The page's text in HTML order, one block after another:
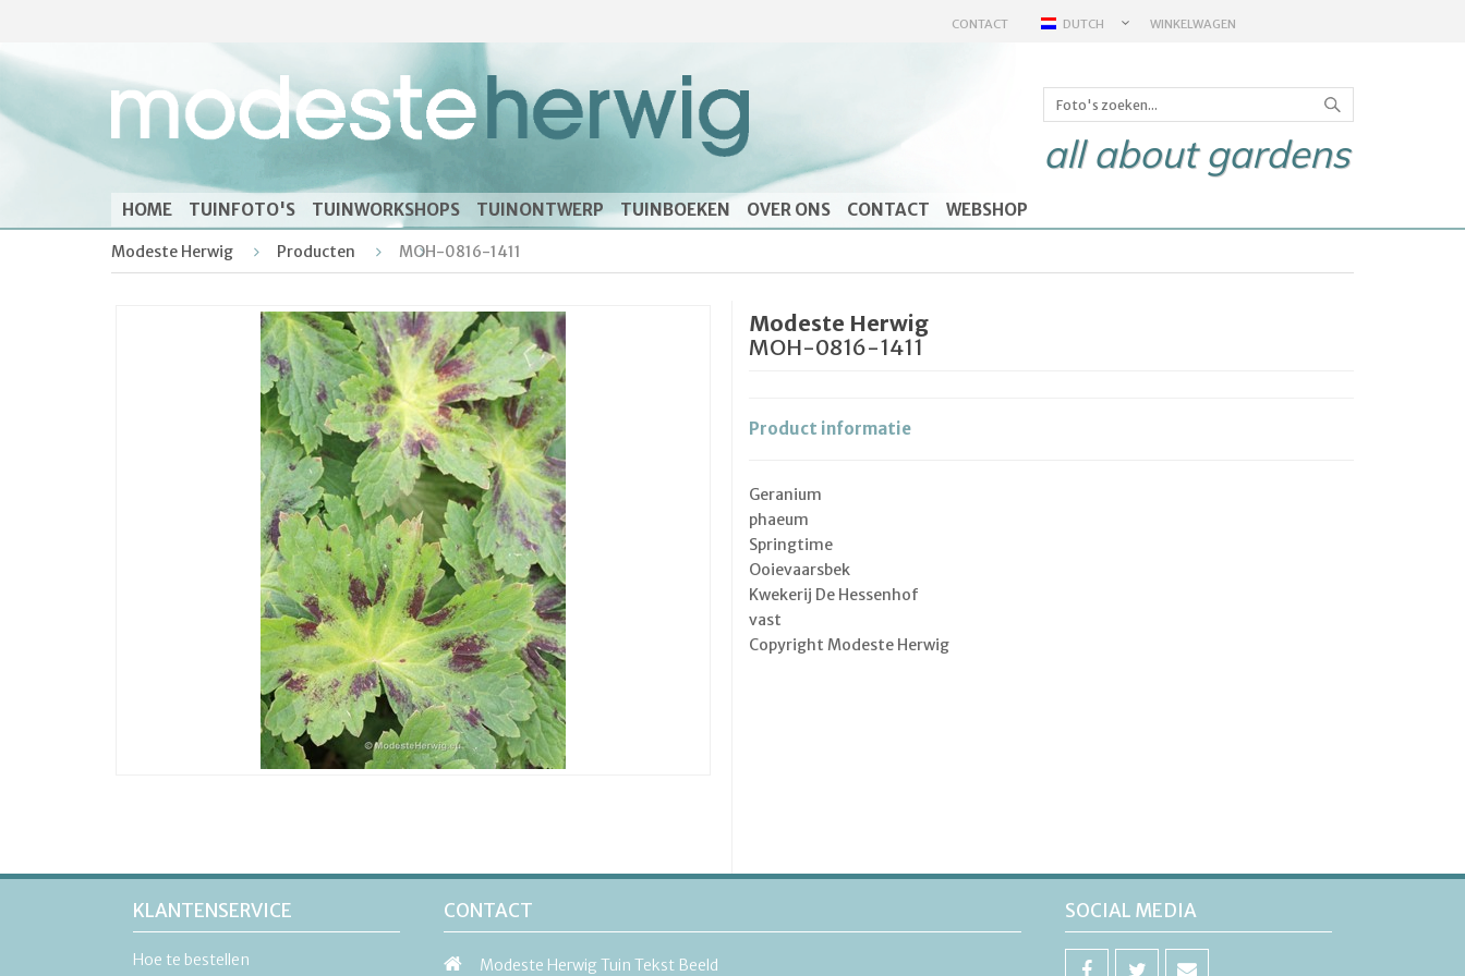
CONTACT DUTCH WINKELWAGEN
all about gardens
HOME TUINFOTO'S TUINWORKSHOPS TUINONTWERP TUINBOEKEN OVER ONS CONTACT WEBSHOP
Modeste Herwig Producten MOH-0816-1411
Modeste Herwig
MOH-0816-1411
Product informatie
Geranium
phaeum
Springtime
Ooievaarsbek
Kwekerij De Hessenhof
vast
Copyright Modeste Herwig
KLANTENSERVICE
Hoe te bestellen
CONTACT
Modeste Herwig Tuin Tekst Beeld
SOCIAL MEDIA